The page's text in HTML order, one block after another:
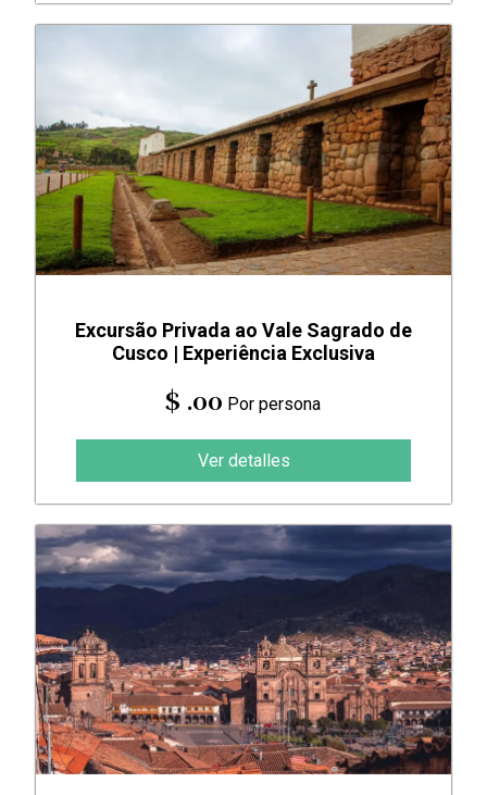
Excursão Privada ao Vale Sagrado de
Cusco | Experiência Exclusiva
$ .00 Por persona
Ver detalles